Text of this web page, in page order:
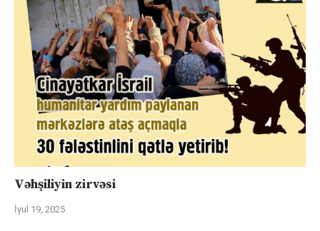
Vəhşiliyin zirvəsi
İyul 19, 2025